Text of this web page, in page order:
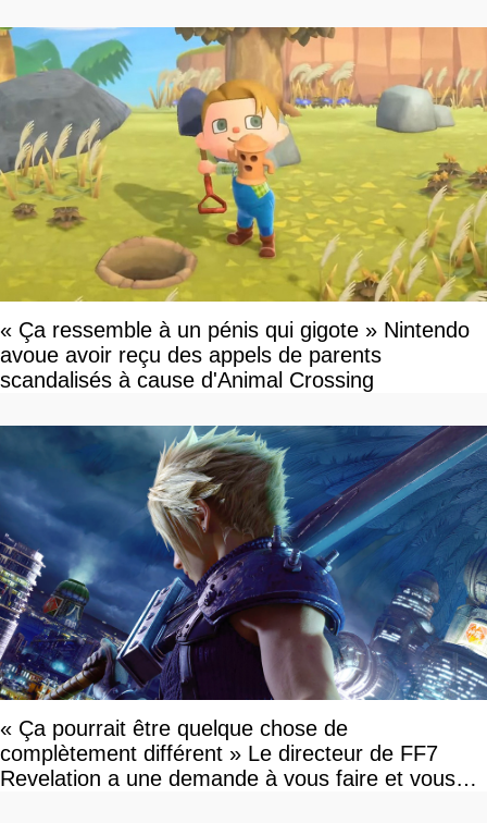
« Ça ressemble à un pénis qui gigote » Nintendo
avoue avoir reçu des appels de parents
scandalisés à cause d'Animal Crossing
« Ça pourrait être quelque chose de
complètement différent » Le directeur de FF7
Revelation a une demande à vous faire et vous